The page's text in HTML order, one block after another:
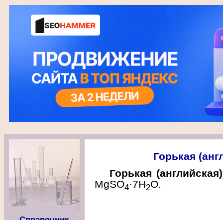
Горькая
Горькая
MgSO4·7Н2О.